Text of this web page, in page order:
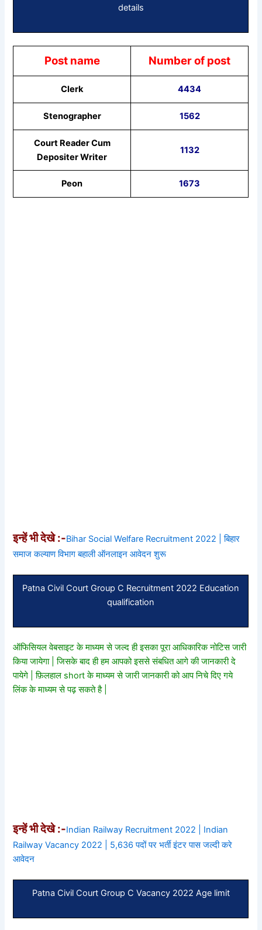
details
Post name Number of post
Clerk 4434
Stenographer 1562
Court Reader Cum
Depositer Writer
1132
Peon 1673
इन्हें भी देखे :-Bihar Social Welfare Recruitment 2022 | बिहार
समाज कल्याण विभाग बहाली ऑनलाइन आवेदन शुरू
Patna Civil Court Group C Recruitment 2022 Education
qualification
ऑफिसियल वेबसाइट के माध्यम से जल्द ही इसका पूरा आधिकारिक नोटिस जारी
किया जायेगा | जिसके बाद ही हम आपको इससे संबधित आगे की जानकारी दे
पायेगे | फ़िलहाल short के माध्यम से जारी जानकारी को आप निचे दिए गये
लिंक के माध्यम से पढ़ सकते है |
इन्हें भी देखे :-Indian Railway Recruitment 2022 | Indian
Railway Vacancy 2022 | 5,636 पदों पर भर्ती इंटर पास जल्दी करे
आवेदन
Patna Civil Court Group C Vacancy 2022 Age limit